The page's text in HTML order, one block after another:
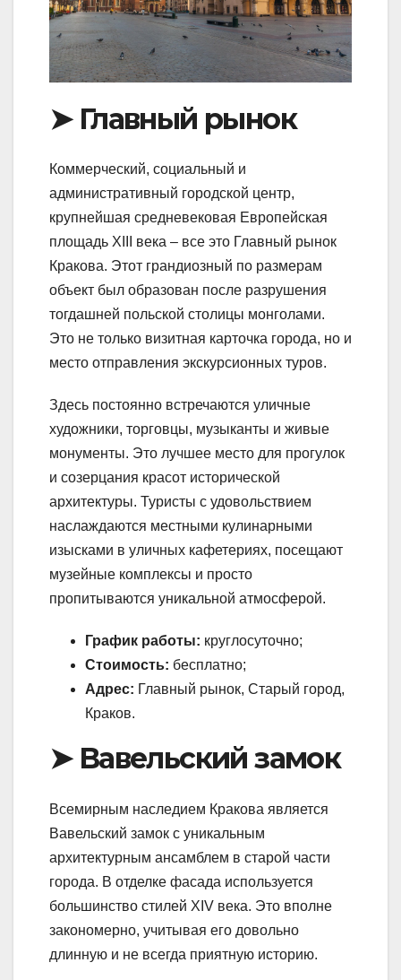
➤ Главный рынок
Коммерческий, социальный и
административный городской центр,
крупнейшая средневековая Европейская
площадь XIII века – все это Главный рынок
Кракова. Этот грандиозный по размерам
объект был образован после разрушения
тогдашней польской столицы монголами.
Это не только визитная карточка города, но и
место отправления экскурсионных туров.
Здесь постоянно встречаются уличные
художники, торговцы, музыканты и живые
монументы. Это лучшее место для прогулок
и созерцания красот исторической
архитектуры. Туристы с удовольствием
наслаждаются местными кулинарными
изысками в уличных кафетериях, посещают
музейные комплексы и просто
пропитываются уникальной атмосферой.
График работы: круглосуточно;
Стоимость: бесплатно;
Адрес: Главный рынок, Старый город,
Краков.
➤ Вавельский замок
Всемирным наследием Кракова является
Вавельский замок с уникальным
архитектурным ансамблем в старой части
города. В отделке фасада используется
большинство стилей XIV века. Это вполне
закономерно, учитывая его довольно
длинную и не всегда приятную историю.